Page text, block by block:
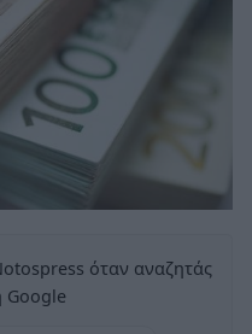
όταν αναζητάς
Google